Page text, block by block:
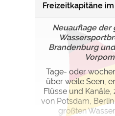
Freizeitkapitäne
Neuauflage der
Brandenburg
Tage- oder
über weite Seen,
Flüsse und
von Potsdam,
größten